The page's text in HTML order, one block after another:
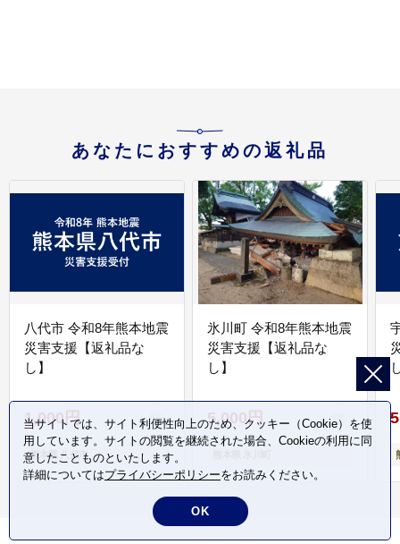
あなたにおすすめの返礼品
八代市 令和8年熊本地震
災害支援【返礼品な
し】
1,000円
熊本県 八代市
氷川町 令和8年熊本地震
災害支援【返礼品な
し】
5,000円
当サイトでは、サイト利便性向上のため、クッキー（Cookie）を使
用しています。サイトの閲覧を継続された場合、Cookieの利用に同
意したことものといたします。
詳細についてはプライバシーポリシーをお読みください。
OK